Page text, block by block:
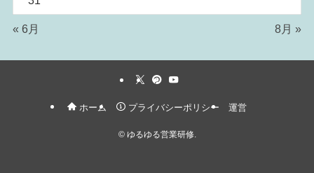
« 6月 8月 »
ホーム プライバシーポリシー 運営
©ゆるゆる営業研修.